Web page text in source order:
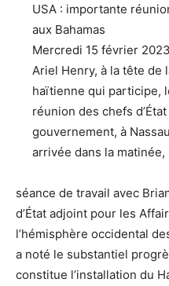
USA : importante
aux Bahamas
Mercredi 15 février
Ariel Henry, à la tête de
haïtienne qui participe,
réunion des chefs
gouvernement, à
arrivée dans la
séance de travail avec
d’État adjoint pour les
l’hémisphère occidental
a noté le substantiel
constitue l’installation du